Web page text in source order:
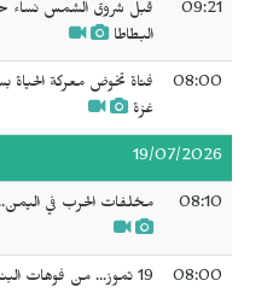
09:21
قبل شروق الشمس نساء
البطاطا
08:00
فتاة تخوض معركة الحياة
غزة
19/07/2026
08:10 مخلفات الحرب في
08:00 19 تموز... من فوهات البنادق إلى طاولات الحوار